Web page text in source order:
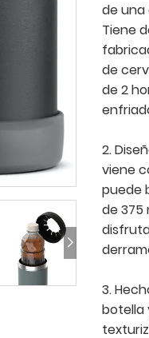
de una
Tiene
de
de 2
2.
viene
puede
de 375
3.
botella